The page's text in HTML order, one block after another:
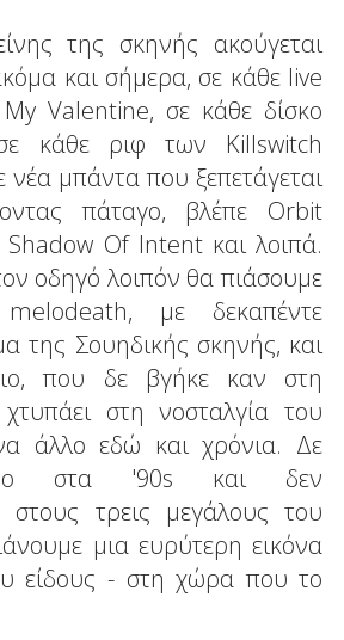
της σκηνής ακούγεται
και σήμερα, σε κάθε live
Valentine, σε κάθε δίσκο
κάθε ριφ των Killswitch
νέα μπάντα που ξεπετάγεται
πάταγο, βλέπε Orbit
Of Intent και λοιπά.
οδηγό λοιπόν θα πιάσουμε
με δεκαπέντε
της Σουηδικής σκηνής, και
που δε βγήκε καν στη
στη νοσταλγία του
άλλο εδώ και χρόνια. Δε
στα '90s και δεν
στους τρεις μεγάλους του
μια ευρύτερη εικόνα
είδους - στη χώρα που το